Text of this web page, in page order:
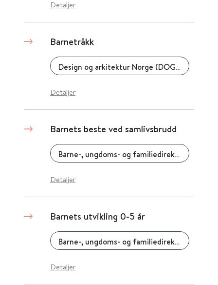
Detaljer
Barnetråkk
Design og arkitektur Norge (DOGA)
Detaljer
Barnets beste ved samlivsbrudd
Barne-, ungdoms- og familiedirektoratet (Bufdir)
Detaljer
Barnets utvikling 0-5 år
Barne-, ungdoms- og familiedirektoratet (Bufdir)
Detaljer